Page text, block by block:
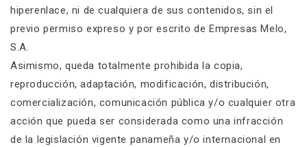
hiperenlace, ni de cualquiera de sus contenidos, sin el
previo permiso expreso y por escrito de Empresas Melo,
S.A.
Asimismo, queda totalmente prohibida la copia,
reproducción, adaptación, modificación, distribución,
comercialización, comunicación pública y/o cualquier otra
acción que pueda ser considerada como una infracción
de la legislación vigente panameña y/o internacional en